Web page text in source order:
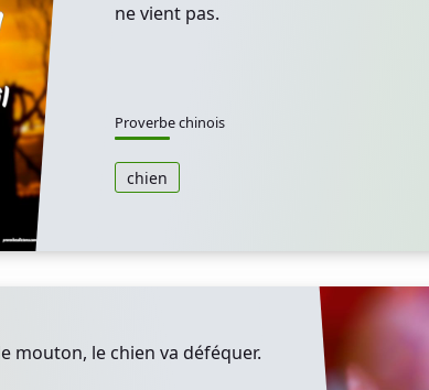
ne vient pas.
Proverbe chinois
chien
mouton, le chien va déféquer.